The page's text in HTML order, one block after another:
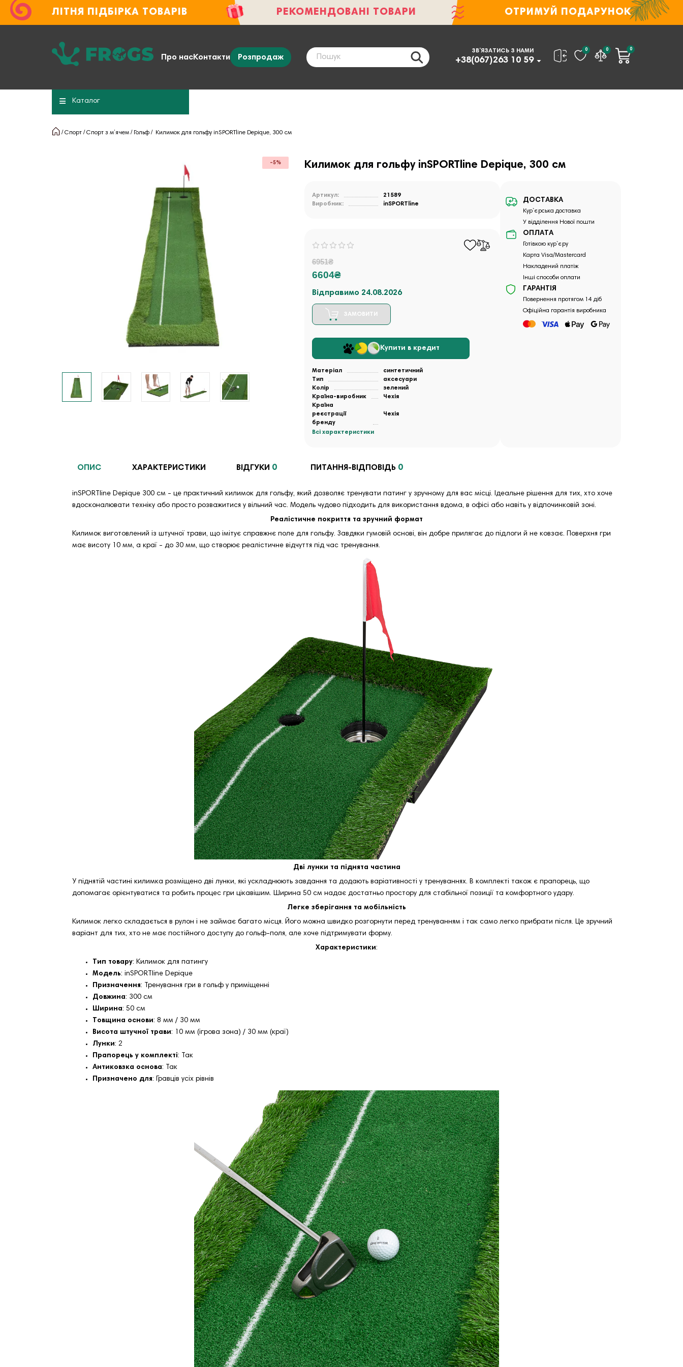
ЛІТНЯ ПІДБІРКА ТОВАРІВ РЕКОМЕНДОВАНІ ТОВАРИ ОТРИМУЙ ПОДАРУНОК
Про насКонтакти Розпродаж
ЗВ’ЯЗАТИСЬ З НАМИ
+38(067)263 10 59
0 0 0
Каталог
Спорт Спорт з м’ячем Гольф Килимок для гольфу inSPORTline Depique, 300 см
-5% Килимок для гольфу inSPORTline Depique, 300 см
Артикул:
21589
Виробник:
inSPORTline
6951₴
6604₴
Відправимо 24.08.2026
ЗАМОВИТИ
Купити в кредит
Матеріал
синтетичний
Тип
аксесуари
Колір
зелений
Країна-виробник
Чехія
Країна
реєстрації
бренду
Чехія
Всі характеристики
ДОСТАВКА
Кур`єрська доставка
У відділення Нової пошти
ОПЛАТА
Готівкою кур`єру
Карта Visa/Mastercard
Накладений платіж
Інші способи оплати
ГАРАНТІЯ
Повернення протягом 14 діб
Офіційна гарантія виробника
ОПИС ХАРАКТЕРИСТИКИ ВІДГУКИ 0 ПИТАННЯ-ВІДПОВІДЬ 0
inSPORTline Depique 300 см - це практичний килимок для гольфу, який дозволяє тренувати патинг у зручному для вас місці. Ідеальне рішення для тих, хто хоче
вдосконалювати техніку або просто розважитися у вільний час. Модель чудово підходить для використання вдома, в офісі або навіть у відпочинковій зоні.
Реалістичне покриття та зручний формат
Килимок виготовлений із штучної трави, що імітує справжнє поле для гольфу. Завдяки гумовій основі, він добре прилягає до підлоги й не ковзає. Поверхня гри
має висоту 10 мм, а краї - до 30 мм, що створює реалістичне відчуття під час тренування.
Дві лунки та піднята частина
У піднятій частині килимка розміщено дві лунки, які ускладнюють завдання та додають варіативності у тренуваннях. В комплекті також є прапорець, що
допомагає орієнтуватися та робить процес гри цікавішим. Ширина 50 см надає достатньо простору для стабільної позиції та комфортного удару.
Легке зберігання та мобільність
Килимок легко складається в рулон і не займає багато місця. Його можна швидко розгорнути перед тренуванням і так само легко прибрати після. Це зручний
варіант для тих, хто не має постійного доступу до гольф-поля, але хоче підтримувати форму.
Характеристики:
Тип товару: Килимок для патингу
Модель: inSPORTline Depique
Призначення: Тренування гри в гольф у приміщенні
Довжина: 300 см
Ширина: 50 см
Товщина основи: 8 мм / 30 мм
Висота штучної трави: 10 мм (ігрова зона) / 30 мм (краї)
Лунки: 2
Прапорець у комплекті: Так
Антиковзка основа: Так
Призначено для: Гравців усіх рівнів